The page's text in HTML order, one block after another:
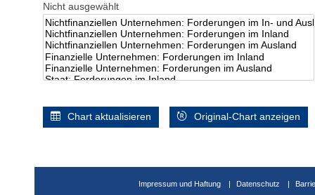
Nicht ausgewählt
Chart aktualisieren Original-Chart anzeigen
Impressum und Haftung Datenschutz